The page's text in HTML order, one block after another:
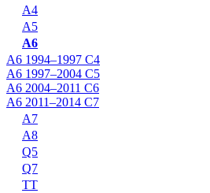
A4
A5
A6
A6 1994–1997 C4
A6 1997–2004 C5
A6 2004–2011 C6
A6 2011–2014 C7
A7
A8
Q5
Q7
TT